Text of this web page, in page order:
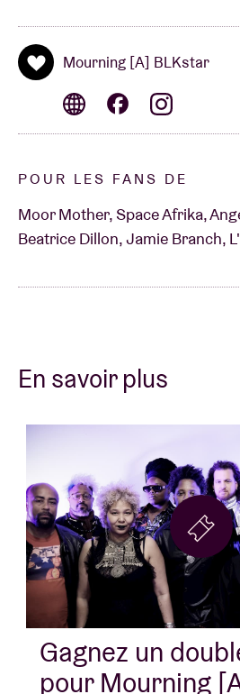
Mourning [A] BLKstar
POUR LES FANS DE
Moor Mother, Space Afrika,
Beatrice Dillon, Jamie Branch,
En savoir plus
Gagnez un
pour Mourning